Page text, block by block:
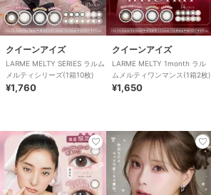
クイーンアイズ
LARME MELTY SERIES ラルム
メルティシリーズ(1箱10枚)
¥1,760
クイーンアイズ
LARME MELTY 1month ラル
ムメルティワンマンス(1箱2枚)
¥1,650